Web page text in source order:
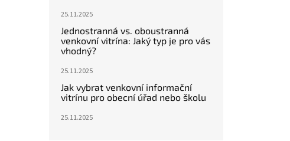
25.11.2025
Jednostranná vs. oboustranná
venkovní vitrína: Jaký typ je pro vás
vhodný?
25.11.2025
Jak vybrat venkovní informační
vitrínu pro obecní úřad nebo školu
25.11.2025